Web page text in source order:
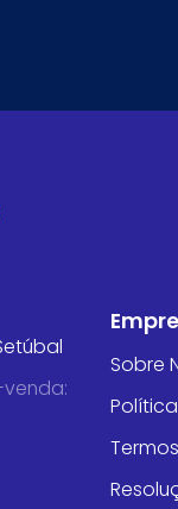
venda:
Sobre